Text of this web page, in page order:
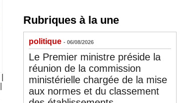
Rubriques à la une
politique - 06/08/2026
Le Premier ministre préside la
réunion de la commission
ministérielle chargée de la mise
aux normes et du classement